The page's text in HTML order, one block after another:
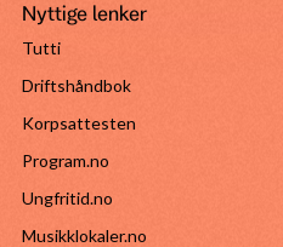
Nyttige lenker
Tutti
Driftshåndbok
Korpsattesten
Program.no
Ungfritid.no
Musikklokaler.no